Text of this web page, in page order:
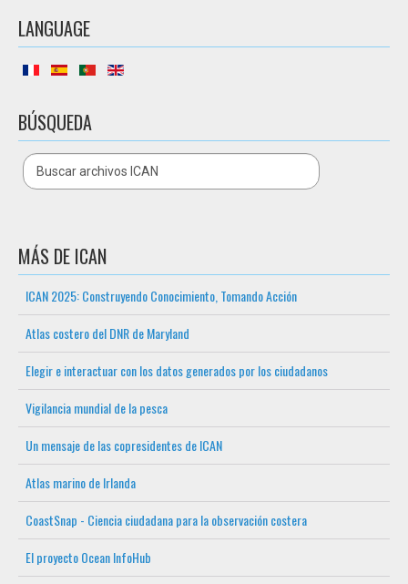
LANGUAGE
BÚSQUEDA
MÁS DE ICAN
ICAN 2025: Construyendo Conocimiento, Tomando Acción
Atlas costero del DNR de Maryland
Elegir e interactuar con los datos generados por los ciudadanos
Vigilancia mundial de la pesca
Un mensaje de las copresidentes de ICAN
Atlas marino de Irlanda
CoastSnap - Ciencia ciudadana para la observación costera
El proyecto Ocean InfoHub